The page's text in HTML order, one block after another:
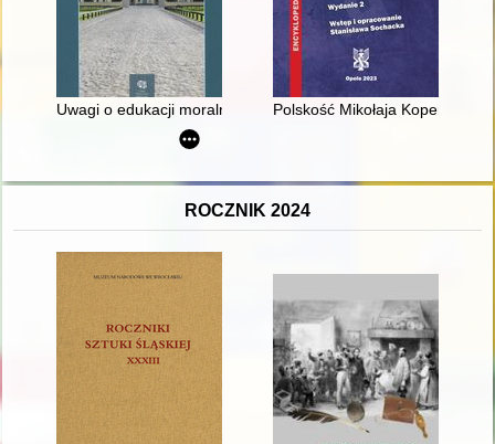
Uwagi o edukacji moralnej synów szlacheckich w XVI-
Polskość Mikołaja Kopernika z
ROCZNIK 2024